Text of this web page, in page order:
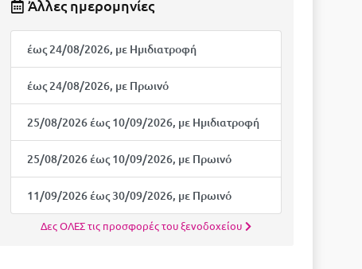
Άλλες ημερομηνίες
έως 24/08/2026, με Ημιδιατροφή
έως 24/08/2026, με Πρωινό
25/08/2026 έως 10/09/2026, με Ημιδιατροφή
25/08/2026 έως 10/09/2026, με Πρωινό
11/09/2026 έως 30/09/2026, με Πρωινό
Δες ΟΛΕΣ τις προσφορές του ξενοδοχείου